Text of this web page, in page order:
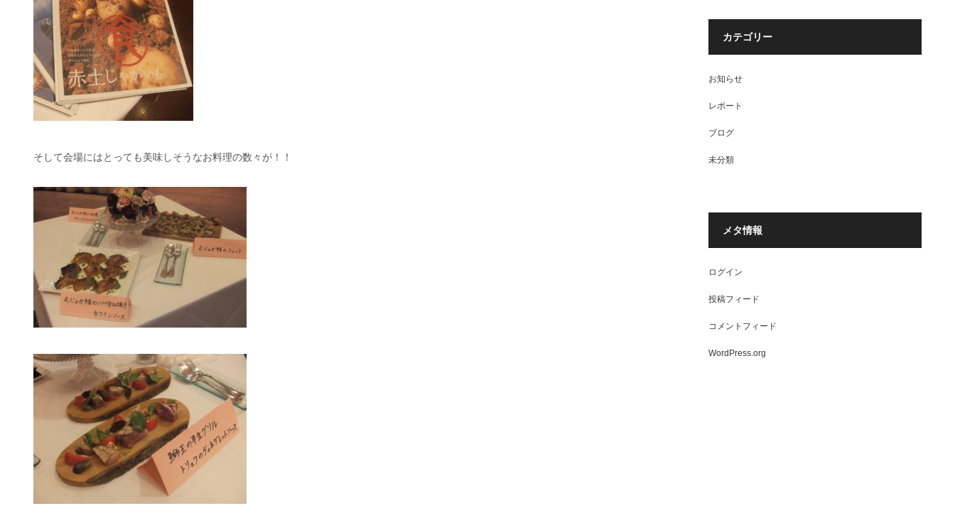
そして会場にはとっても美味しそうなお料理の数々が！！
カテゴリー
お知らせ
レポート
ブログ
未分類
メタ情報
ログイン
投稿フィード
コメントフィード
WordPress.org